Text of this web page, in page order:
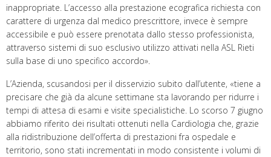
inappropriate. L’accesso alla prestazione ecografica richiesta con
carattere di urgenza dal medico prescrittore, invece è sempre
accessibile e può essere prenotata dallo stesso professionista,
attraverso sistemi di suo esclusivo utilizzo attivati nella ASL Rieti
sulla base di uno specifico accordo».
L’Azienda, scusandosi per il disservizio subito dall’utente, «tiene a
precisare che già da alcune settimane sta lavorando per ridurre i
tempi di attesa di esami e visite specialistiche. Lo scorso 7 giugno
abbiamo riferito dei risultati ottenuti nella Cardiologia che, grazie
alla ridistribuzione dell’offerta di prestazioni fra ospedale e
territorio, sono stati incrementati in modo consistente i volumi di